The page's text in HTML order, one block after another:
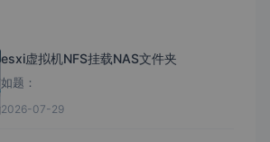
esxi虚拟机NFS挂载NAS文件夹
如题：
2026-07-29